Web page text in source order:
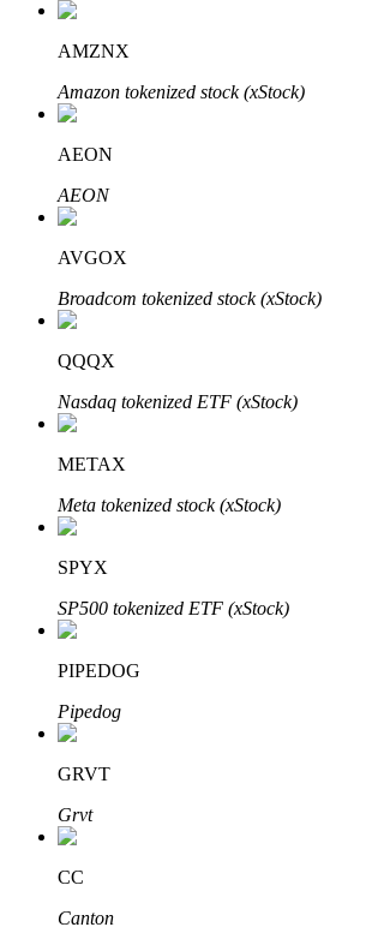
Investissement automobile
Découvrez comment gagner un revenu
Bitrue
Partenaires Bitrue
AMZNX
Amazon tokenized stock (xStock)
AEON
AEON
AVGOX
Broadcom tokenized stock (xStock)
QQQX
Nasdaq tokenized ETF (xStock)
METAX
Meta tokenized stock (xStock)
SPYX
SP500 tokenized ETF (xStock)
PIPEDOG
Pipedog
GRVT
Grvt
CC
Canton